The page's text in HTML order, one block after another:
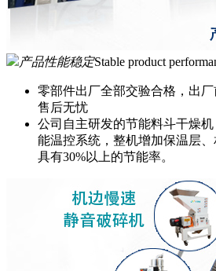
产品性能稳定Stable product
零部件出厂全部交验合格，出
售后无忧
公司自主研发的节能料斗干燥
能温控系统，整机增加保温层、
具有30%以上的节能率。